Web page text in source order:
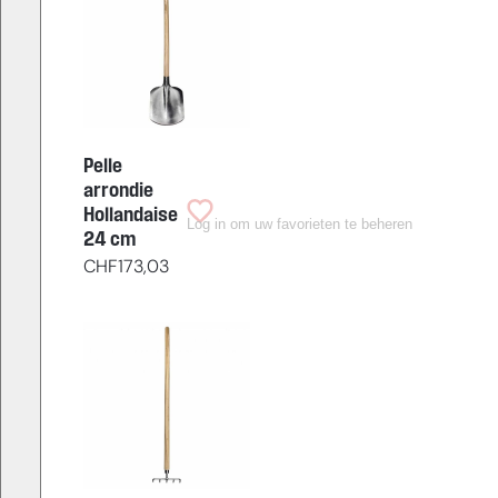
Pelle
arrondie
Hollandaise
24 cm
CHF173,03
Log in om uw favorieten te beheren